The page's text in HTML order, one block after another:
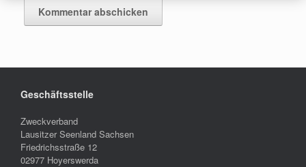
Geschäftsstelle
Zweckverband
Lausitzer Seenland Sachsen
Friedrichsstraße 12
02977 Hoyerswerda